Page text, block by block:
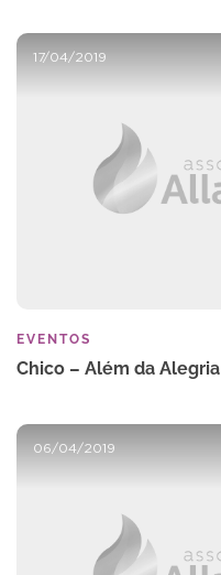
17/04/2019
EVENTOS
Chico – Além da Alegria
06/04/2019